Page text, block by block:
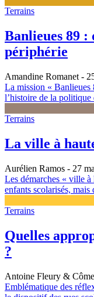
Terrains
Banlieues 89 :
périphérie
Amandine Romanet -
La mission « Banlieues
l’histoire de la
Terrains
La ville à
Aurélien Ramos - 27
Les démarches « ville à
enfants scolarisés, mais
Terrains
Quelles
?
Antoine Fleury &
Emblématique des